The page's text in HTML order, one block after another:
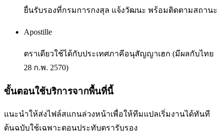
ยื่นรับรองที่กรมการกงสุล แจ้งวัฒนะ พร้อมติดตามสถานะ
Apostille
ตราเดียวใช้ได้กับประเทศภาคีอนุสัญญาเฮก (มีผลกับไทย
28 ก.พ. 2570)
ขั้นตอนใช้บริการจากพื้นที่นี้
แนะนำให้ส่งไฟล์สแกนล่วงหน้าเพื่อให้ทีมแปลเริ่มงานได้ทันที
ต้นฉบับใช้เฉพาะตอนประทับตรารับรอง